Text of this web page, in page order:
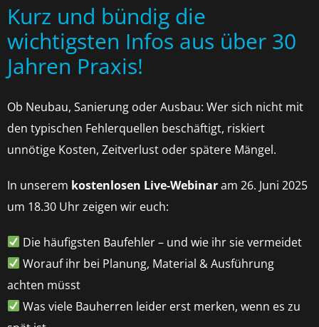
Kurz und bündig die
wichtigsten Infos aus über 30
Jahren Praxis!
Ob Neubau, Sanierung oder Ausbau: Wer sich nicht mit
den typischen Fehlerquellen beschäftigt, riskiert
unnötige Kosten, Zeitverlust oder spätere Mängel.
In unserem kostenlosen Live-Webinaram 26. Juni 2025
um 18.30 Uhr zeigen wir euch:
Die häufigsten Baufehler – und wie ihr sie vermeidet
Worauf ihr bei Planung, Material & Ausführung
achten müsst
Was viele Bauherren leider erst merken, wenn es zu